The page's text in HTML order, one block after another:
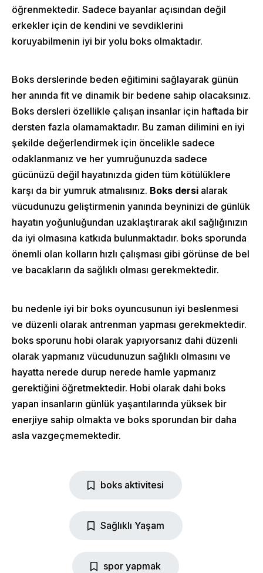
öğrenmektedir. Sadece bayanlar açısından değil
erkekler için de kendini ve sevdiklerini
koruyabilmenin iyi bir yolu boks olmaktadır.
Boks derslerinde beden eğitimini sağlayarak günün
her anında fit ve dinamik bir bedene sahip olacaksınız.
Boks dersleri özellikle çalışan insanlar için haftada bir
dersten fazla olamamaktadır. Bu zaman dilimini en iyi
şekilde değerlendirmek için öncelikle sadece
odaklanmanız ve her yumruğunuzda sadece
gücünüzü değil hayatınızda giden tüm kötülüklere
karşı da bir yumruk atmalısınız. Boks dersi alarak
vücudunuzu geliştirmenin yanında beyninizi de günlük
hayatın yoğunluğundan uzaklaştırarak akıl sağlığınızın
da iyi olmasına katkıda bulunmaktadır. boks sporunda
önemli olan kolların hızlı çalışması gibi görünse de bel
ve bacakların da sağlıklı olması gerekmektedir.
bu nedenle iyi bir boks oyuncusunun iyi beslenmesi
ve düzenli olarak antrenman yapması gerekmektedir.
boks sporunu hobi olarak yapıyorsanız dahi düzenli
olarak yapmanız vücudunuzun sağlıklı olmasını ve
hayatta nerede durup nerede hamle yapmanız
gerektiğini öğretmektedir. Hobi olarak dahi boks
yapan insanların günlük yaşantılarında yüksek bir
enerjiye sahip olmakta ve boks sporundan bir daha
asla vazgeçmemektedir.
boks aktivitesi
Sağlıklı Yaşam
spor yapmak